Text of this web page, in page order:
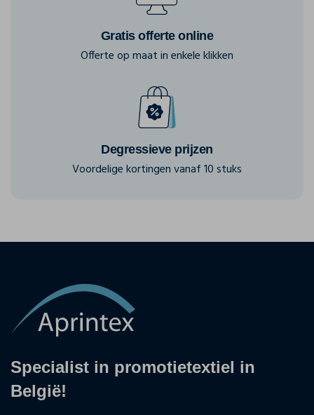
Gratis offerte online
Offerte op maat in enkele klikken
Degressieve prijzen
Voordelige kortingen vanaf 10 stuks
Specialist in promotietextiel in
België!